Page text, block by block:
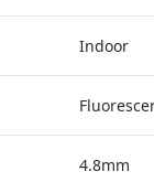
Indoor
4.8mm